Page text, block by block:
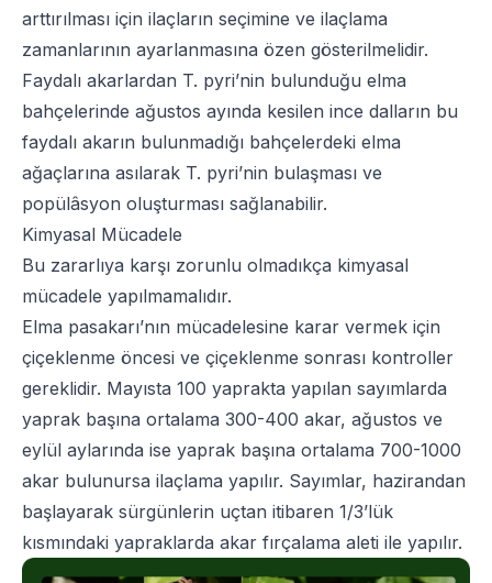
arttırılması için ilaçların seçimine ve ilaçlama
zamanlarının ayarlanmasına özen gösterilmelidir.
Faydalı akarlardan T. pyri’nin bulunduğu elma
bahçelerinde ağustos ayında kesilen ince dalların bu
faydalı akarın bulunmadığı bahçelerdeki elma
ağaçlarına asılarak T. pyri’nin bulaşması ve
popülâsyon oluşturması sağlanabilir.
Kimyasal Mücadele
Bu zararlıya karşı zorunlu olmadıkça kimyasal
mücadele yapılmamalıdır.
Elma pasakarı’nın mücadelesine karar vermek için
çiçeklenme öncesi ve çiçeklenme sonrası kontroller
gereklidir. Mayısta 100 yaprakta yapılan sayımlarda
yaprak başına ortalama 300-400 akar, ağustos ve
eylül aylarında ise yaprak başına ortalama 700-1000
akar bulunursa ilaçlama yapılır. Sayımlar, hazirandan
başlayarak sürgünlerin uçtan itibaren 1/3’lük
kısmındaki yapraklarda akar fırçalama aleti ile yapılır.